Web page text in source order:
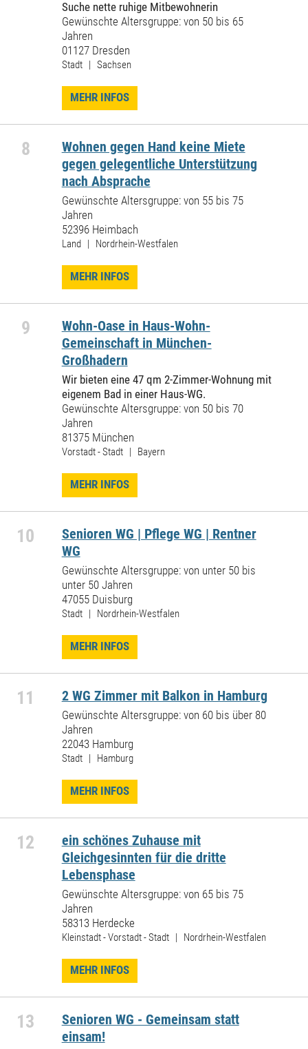
Suche nette ruhige Mitbewohnerin
Gewünschte Altersgruppe: von 50 bis 65
Jahren
01127 Dresden
Stadt | Sachsen
MEHR INFOS
8
Wohnen gegen Hand keine Miete
gegen gelegentliche Unterstützung
nach Absprache
Gewünschte Altersgruppe: von 55 bis 75
Jahren
52396 Heimbach
Land | Nordrhein-Westfalen
MEHR INFOS
9
Wohn-Oase in Haus-Wohn-
Gemeinschaft in München-
Großhadern
Wir bieten eine 47 qm 2-Zimmer-Wohnung mit
eigenem Bad in einer Haus-WG.
Gewünschte Altersgruppe: von 50 bis 70
Jahren
81375 München
Vorstadt - Stadt | Bayern
MEHR INFOS
10
Senioren WG | Pflege WG | Rentner
WG
Gewünschte Altersgruppe: von unter 50 bis
unter 50 Jahren
47055 Duisburg
Stadt | Nordrhein-Westfalen
MEHR INFOS
11 2 WG Zimmer mit Balkon in Hamburg
Gewünschte Altersgruppe: von 60 bis über 80
Jahren
22043 Hamburg
Stadt | Hamburg
MEHR INFOS
12
ein schönes Zuhause mit
Gleichgesinnten für die dritte
Lebensphase
Gewünschte Altersgruppe: von 65 bis 75
Jahren
58313 Herdecke
Kleinstadt - Vorstadt - Stadt | Nordrhein-Westfalen
MEHR INFOS
13
Senioren WG - Gemeinsam statt
einsam!